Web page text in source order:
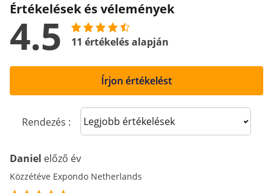
Értékelések és vélemények
4.5 11 értékelés alapján
Írjon értékelést
Rendezés : Sort reviews
Daniel előző év
Közzétéve Expondo Netherlands